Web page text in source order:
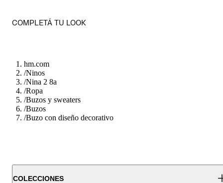
COMPLETÁ TU LOOK
hm.com
/Ninos
/Nina 2 8a
/Ropa
/Buzos y sweaters
/Buzos
/Buzo con diseño decorativo
COLECCIONES